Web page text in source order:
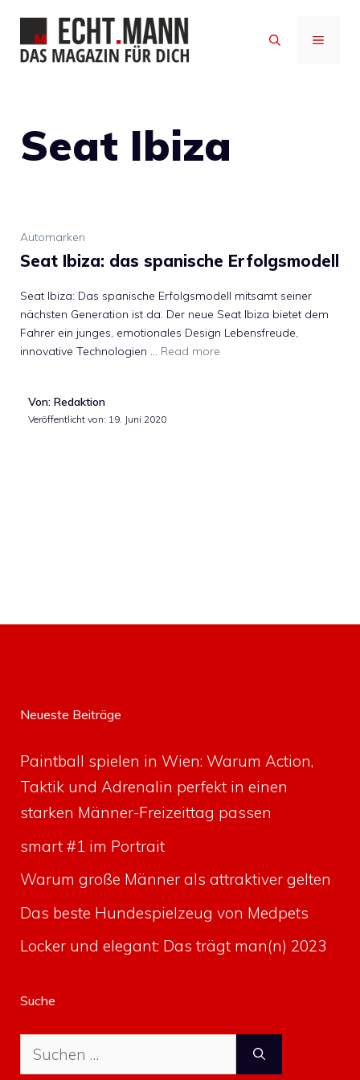
Inhalt
springen
MENÜ
Seat Ibiza
Automarken
Seat Ibiza: das spanische Erfolgsmodell
Seat Ibiza: Das spanische Erfolgsmodell mitsamt seiner
nächsten Generation ist da. Der neue Seat Ibiza bietet dem
Fahrer ein junges, emotionales Design Lebensfreude,
innovative Technologien … Read more
Von: Redaktion
Veröffentlicht von: 19. Juni 2020
Neueste Beiträge
Paintball spielen in Wien: Warum Action,
Taktik und Adrenalin perfekt in einen
starken Männer-Freizeittag passen
smart #1 im Portrait
Warum große Männer als attraktiver gelten
Das beste Hundespielzeug von Medpets
Locker und elegant: Das trägt man(n) 2023
Suche
Suche
nach: